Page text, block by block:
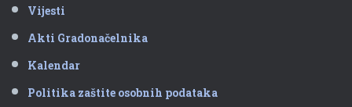
Vijesti
Akti Gradonačelnika
Kalendar
Politika zaštite osobnih podataka